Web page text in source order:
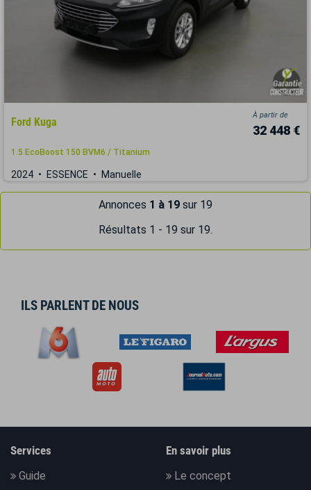
Ford Kuga
À partir de
32 448 €
1.5 EcoBoost 150 BVM6 / Titanium
2024 ESSENCE Manuelle
Annonces 1 à 19 sur 19
Résultats 1 - 19 sur 19.
ILS PARLENT DE NOUS
Services
Guide
En savoir plus
Le concept